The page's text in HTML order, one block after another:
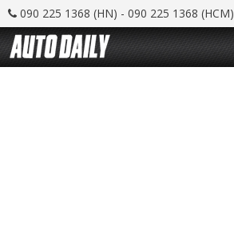
090 225 1368 (HN) - 090 225 1368 (HCM)